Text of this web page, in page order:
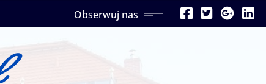
Obserwuj nas